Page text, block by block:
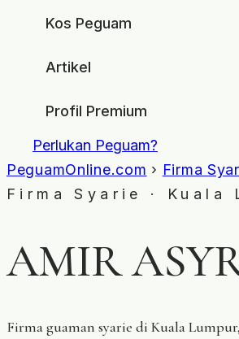
Kos Peguam
Artikel
Profil Premium
Perlukan Peguam?
PeguamOnline.com › Firma
Firma Syarie · Kuala
AMIR
Firma guaman syarie di Kuala